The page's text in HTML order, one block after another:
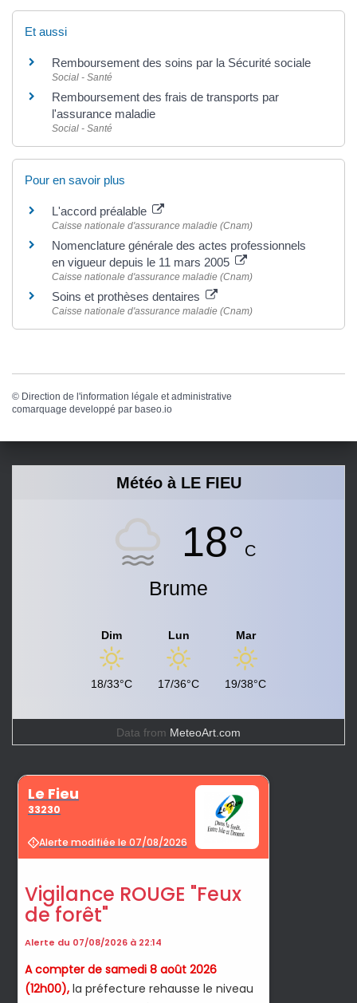
Et aussi
Remboursement des soins par la Sécurité sociale
Social - Santé
Remboursement des frais de transports par
l'assurance maladie
Social - Santé
Pour en savoir plus
L'accord préalable
Caisse nationale d'assurance maladie (Cnam)
Nomenclature générale des actes professionnels
en vigueur depuis le 11 mars 2005
Caisse nationale d'assurance maladie (Cnam)
Soins et prothèses dentaires
Caisse nationale d'assurance maladie (Cnam)
© Direction de l'information légale et administrative
comarquage developpé par baseo.io
Météo à LE FIEU
18°C
Brume
Dim
18/33°C
Lun
17/36°C
Mar
19/38°C
Data from MeteoArt.com